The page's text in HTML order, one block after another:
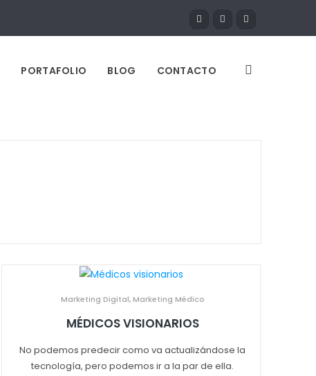
PORTAFOLIO BLOG CONTACTO
Marketing Digital, Marketing Médico
MÉDICOS VISIONARIOS
No podemos predecir como va actualizándose la
tecnología, pero podemos ir a la par de ella.